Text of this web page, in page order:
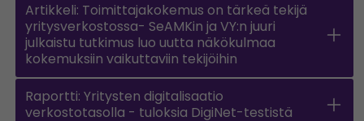
Artikkeli: Toimittajakokemus on tärkeä tekijä
yritysverkostossa- SeAMKin ja VY:n juuri
julkaistu tutkimus luo uutta näkökulmaa
kokemuksiin vaikuttaviin tekijöihin
Raportti: Yritysten digitalisaatio
verkostotasolla - tuloksia DigiNet-testistä